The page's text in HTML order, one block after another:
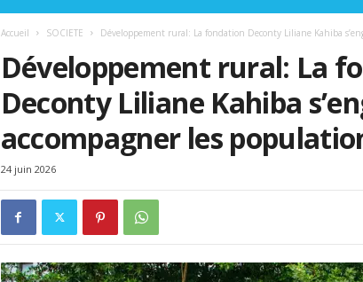
Accueil SOCIETE Développement rural: La fondation Deconty Liliane Kahiba
Développement rural: La
Deconty Liliane Kahiba
accompagner les
24 juin 2026